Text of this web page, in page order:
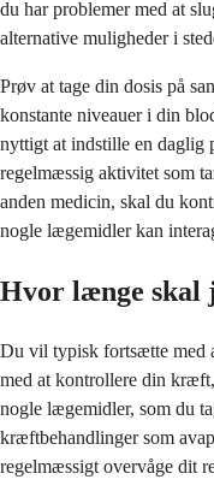
du har problemer med at
alternative muligheder i
Prøv at tage din dosis på
konstante niveauer i din
nyttigt at indstille en daglig
regelmæssig aktivitet som
anden medicin, skal du
nogle lægemidler kan
Hvor længe skal
Du vil typisk fortsætte med
med at kontrollere din
nogle lægemidler, som du
kræftbehandlinger som
regelmæssigt overvåge dit